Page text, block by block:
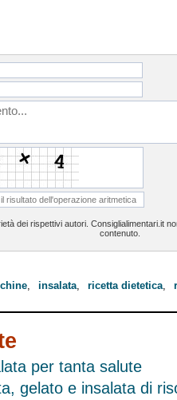
dei rispettivi autori. Consiglialimentari.it
contenuto.
, insalata, ricetta dietetica,
per tanta salute
gelato e insalata di